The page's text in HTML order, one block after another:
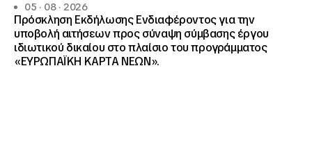
05 · 08 · 2026
Πρόσκληση Εκδήλωσης Ενδιαφέροντος για την
υποβολή αιτήσεων προς σύναψη σύμβασης έργου
ιδιωτικού δικαίου στο πλαίσιο του προγράμματος
«ΕΥΡΩΠΑΪΚΗ ΚΑΡΤΑ ΝΕΩΝ».